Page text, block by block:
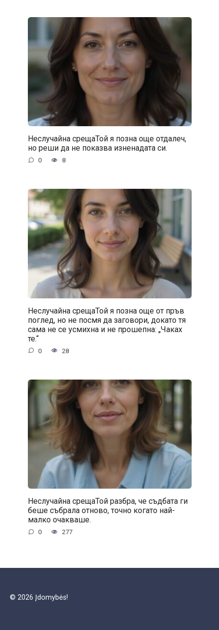
Неслучайна срещаТой я позна още отдалеч,
но реши да не показва изненадата си.
0 8
Неслучайна срещаТой я позна още от пръв
поглед, но не посмя да заговори, докато тя
сама не се усмихна и не прошепна: „Чаках
те.“
0 28
Неслучайна срещаТой разбра, че съдбата ги
беше събрала отново, точно когато най-
малко очакваше.
0 277
© 2026 Įdomybės!